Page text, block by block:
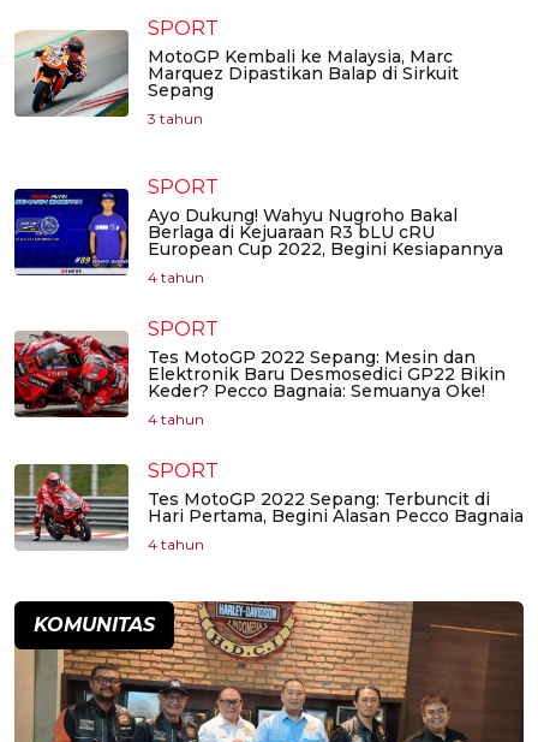
SPORT
MotoGP Kembali ke Malaysia, Marc
Marquez Dipastikan Balap di Sirkuit
Sepang
3 tahun
SPORT
Ayo Dukung! Wahyu Nugroho Bakal
Berlaga di Kejuaraan R3 bLU cRU
European Cup 2022, Begini Kesiapannya
4 tahun
SPORT
Tes MotoGP 2022 Sepang: Mesin dan
Elektronik Baru Desmosedici GP22 Bikin
Keder? Pecco Bagnaia: Semuanya Oke!
4 tahun
SPORT
Tes MotoGP 2022 Sepang: Terbuncit di
Hari Pertama, Begini Alasan Pecco Bagnaia
4 tahun
KOMUNITAS